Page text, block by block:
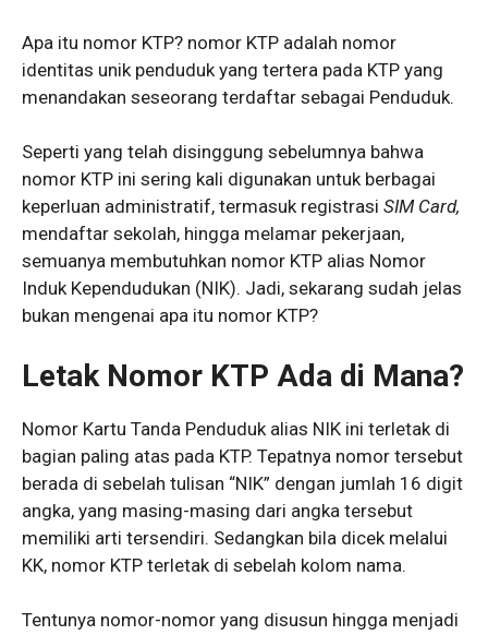
Apa itu nomor KTP? nomor KTP adalah nomor
identitas unik penduduk yang tertera pada KTP yang
menandakan seseorang terdaftar sebagai Penduduk.
Seperti yang telah disinggung sebelumnya bahwa
nomor KTP ini sering kali digunakan untuk berbagai
keperluan administratif, termasuk registrasi SIM Card,
mendaftar sekolah, hingga melamar pekerjaan,
semuanya membutuhkan nomor KTP alias Nomor
Induk Kependudukan (NIK). Jadi, sekarang sudah jelas
bukan mengenai apa itu nomor KTP?
Letak Nomor KTP Ada di Mana?
Nomor Kartu Tanda Penduduk alias NIK ini terletak di
bagian paling atas pada KTP. Tepatnya nomor tersebut
berada di sebelah tulisan “NIK” dengan jumlah 16 digit
angka, yang masing-masing dari angka tersebut
memiliki arti tersendiri. Sedangkan bila dicek melalui
KK, nomor KTP terletak di sebelah kolom nama.
Tentunya nomor-nomor yang disusun hingga menjadi